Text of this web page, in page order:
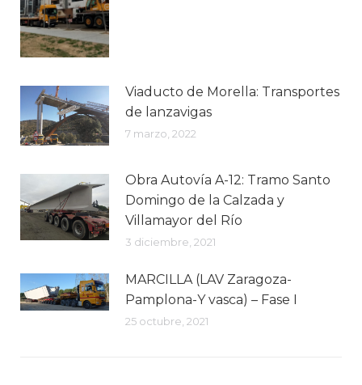
Viaducto de Morella: Transportes
de lanzavigas
7 marzo, 2022
Obra Autovía A-12: Tramo Santo
Domingo de la Calzada y
Villamayor del Río
3 diciembre, 2021
MARCILLA (LAV Zaragoza-
Pamplona-Y vasca) – Fase I
25 octubre, 2021